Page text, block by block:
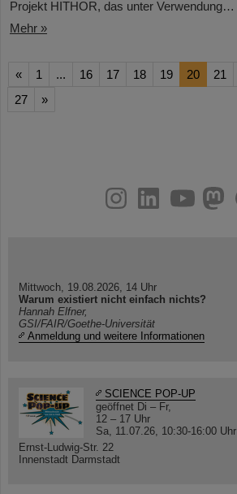
Projekt HITHOR, das unter Verwendung…
Mehr »
« 1 ... 16 17 18 19 20 21
27
»
youtube
helmholtz.social
facebook
Mittwoch, 19.08.2026, 14 Uhr
Warum existiert nicht einfach nichts?
Hannah Elfner,
GSI/FAIR/Goethe-Universität
Anmeldung und weitere Informationen
SCIENCE POP-UP
geöffnet Di – Fr,
12 – 17 Uhr
Sa, 11.07.26, 10:30-16:00 Uhr
Ernst-Ludwig-Str. 22
Innenstadt Darmstadt